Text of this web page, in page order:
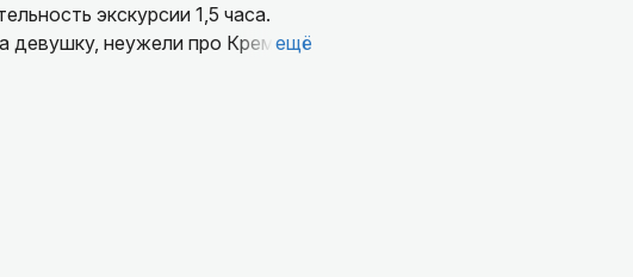
тепла и домашнего
как бережно город
а на все наши вопросы (даже
экскурсии 1,5 часа.
девушку, неужели про Кремль
так и военной. Мы с таким
подача как по шаблону, без
Это первая экскурсия,
мы так же просидели в машине.
ещё